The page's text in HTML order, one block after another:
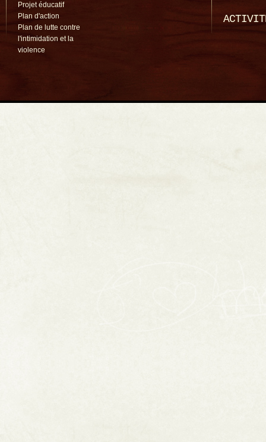
Projet éducatif
Plan d'action
Plan de lutte contre
l'intimidation et la
violence